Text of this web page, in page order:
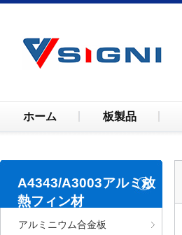
ホーム 板製品
A4343/A3003アルミ放
熱フィン材
アルミニウム合金板